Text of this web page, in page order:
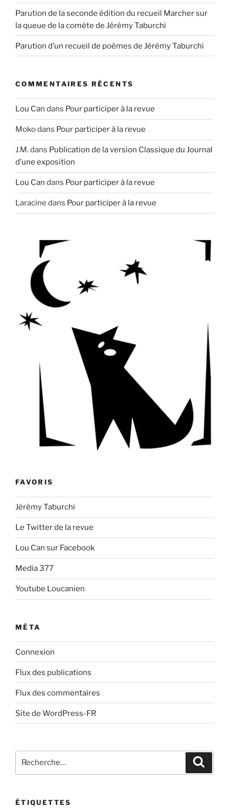
Parution de la seconde édition du recueil Marcher sur
la queue de la comète de Jérémy Taburchi
Parution d’un recueil de poèmes de Jérémy Taburchi
COMMENTAIRES RÉCENTS
Lou Can dans Pour participer à la revue
Mokodans Pour participer à la revue
J.M.dans Publication de la version Classique du Journal
d’une exposition
Lou Can dans Pour participer à la revue
Laracine dans Pour participer à la revue
FAVORIS
Jérémy Taburchi
Le Twitter de la revue
Lou Can sur Facebook
Media 377
Youtube Loucanien
MÉTA
Connexion
Flux des publications
Flux des commentaires
Site de WordPress-FR
pour
ÉTIQUETTES